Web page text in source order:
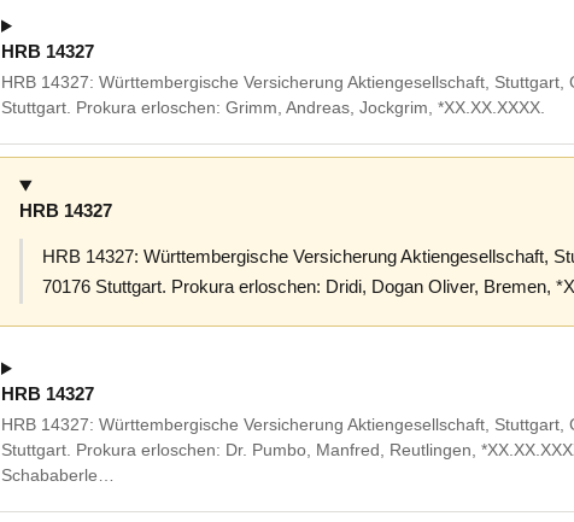
HRB 14327
HRB 14327: Württembergische Versicherung Aktiengesellschaft,
Stuttgart. Prokura erloschen: Grimm, Andreas, Jockgrim, *XX.XX.XXXX.
HRB 14327
HRB 14327: Württembergische Versicherung Aktiengesellschaft,
70176 Stuttgart. Prokura erloschen: Dridi, Dogan Oliver, Bremen,
HRB 14327
HRB 14327: Württembergische Versicherung Aktiengesellschaft,
Stuttgart. Prokura erloschen: Dr. Pumbo, Manfred, Reutlingen,
Schababerle…